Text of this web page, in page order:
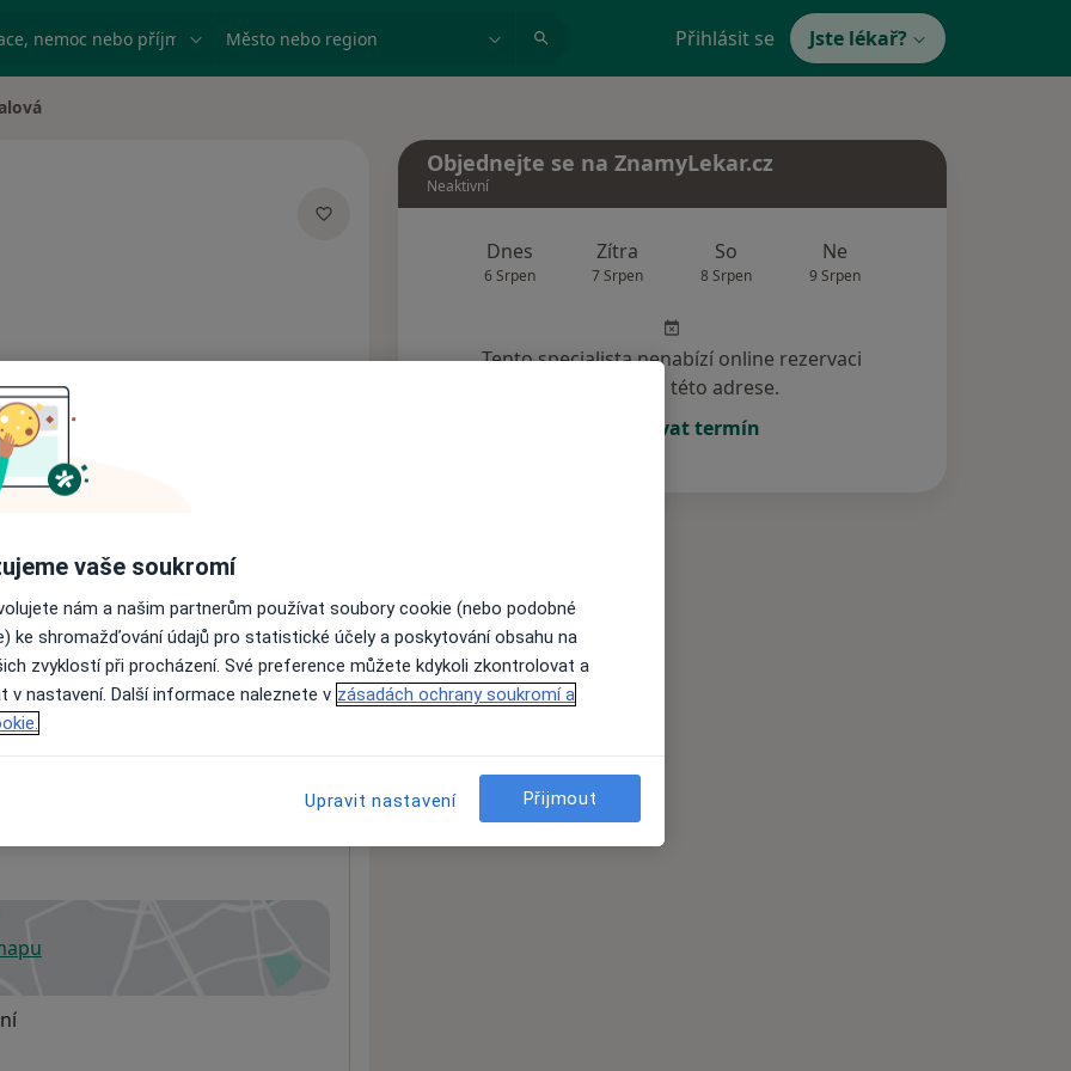
nemoc nebo příjmení Město nebo region Přihlásit se Jste lékař?
nejsou k dispozici
informace o svých službách.
v nové záložce
Objednejte se na ZnamyLekar.cz
Neaktivní
Dnes
6 Srpen
Zítra
7 Srpen
So
8 Srpen
Ne
9 Srpen
Tento specialista nenabízí online rezervaci
termínu na této adrese.
Rezervovat termín
vaše soukromí
nám a našim partnerům používat soubory cookie (nebo podobné
ke shromažďování údajů pro statistické účely a poskytování obsahu na
zvyklostí při procházení. Své preference můžete kdykoli zkontrolovat a
v nastavení. Další informace naleznete v zásadách ochrany soukromí a
Upravit nastavení Přijmout